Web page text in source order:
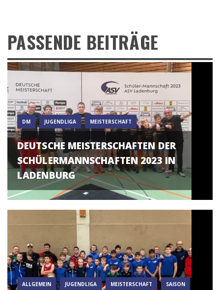
PASSENDE BEITRÄGE
DM JUGENDLIGA MEISTERSCHAFT
DEUTSCHE MEISTERSCHAFTEN DER
SCHÜLERMANNSCHAFTEN 2023 IN
LADENBURG
ALLGEMEIN JUGENDLIGA MEISTERSCHAFT SAISON